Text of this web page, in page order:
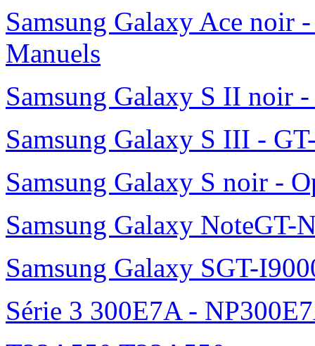
Samsung Galaxy Ace noir
Manuels
Samsung Galaxy S II noir
Samsung Galaxy S III -
Samsung Galaxy S noir -
Samsung Galaxy NoteGT-
Samsung Galaxy SGT-
Série 3 300E7A -